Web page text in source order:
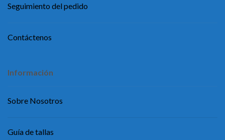
Seguimiento del pedido
Contáctenos
Información
Sobre Nosotros
Guía de tallas